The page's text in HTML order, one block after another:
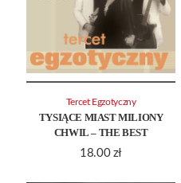
TYSIĄCE MIAST MILIONY
CHWIL – THE BEST
18.00 zł
Tercet Egzotyczny